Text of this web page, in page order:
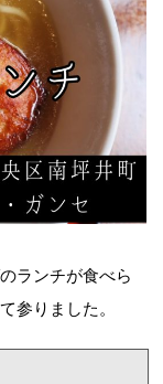
ランチが食べら
参りました。